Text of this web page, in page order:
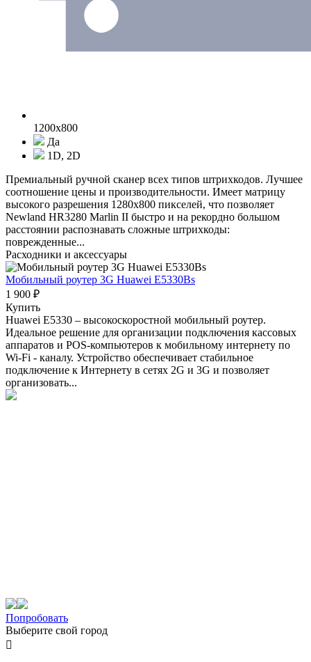
1200x800
Да
1D, 2D
Премиальный ручной сканер всех типов штрихкодов. Лучшее
соотношение цены и производительности. Имеет матрицу
высокого разрешения 1280x800 пикселей, что позволяет
Newland HR3280 Marlin II быстро и на рекордно большом
расстоянии распознавать сложные штрихкоды:
поврежденные...
Расходники и аксессуары
Мобильный роутер 3G Huawei E5330Bs
1 900 ₽
Купить
Huawei E5330 – высокоскоростной мобильный роутер.
Идеальное решение для организации подключения кассовых
аппаратов и POS-компьютеров к мобильному интернету по
Wi-Fi - каналу. Устройство обеспечивает стабильное
подключение к Интернету в сетях 2G и 3G и позволяет
организовать...
Попробовать
Выберите свой город
